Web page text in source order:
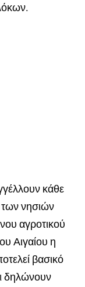
κάθε
νησιών
αγροτικού
Αιγαίου η
βασικό
δηλώνουν